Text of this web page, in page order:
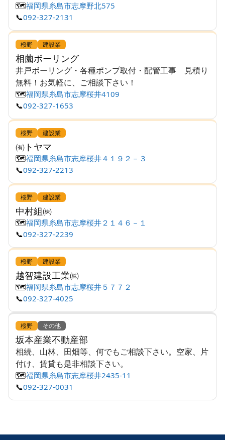
🗺️福岡県糸島市志摩野北575
📞092-327-2131
桜野 建設業
相薗ボーリング
井戸ボーリング・各種ポンプ取付・配管工事 見積り
無料！お気軽に、ご相談下さい！
🗺️福岡県糸島市志摩桜井4109
📞092-327-1653
桜野 建設業
㈲トヤマ
🗺️福岡県糸島市志摩桜井４１９２－３
📞092-327-2213
桜野 建設業
中村組㈱
🗺️福岡県糸島市志摩桜井２１４６－１
📞092-327-2239
桜野 建設業
越智建設工業㈱
🗺️福岡県糸島市志摩桜井５７７２
📞092-327-4025
桜野 その他
坂本産業不動産部
相続、山林、田畑等、何でもご相談下さい。空家、片
付け、賃貸も是非相談下さい。
🗺️福岡県糸島市志摩桜井2435-11
📞092-327-0031